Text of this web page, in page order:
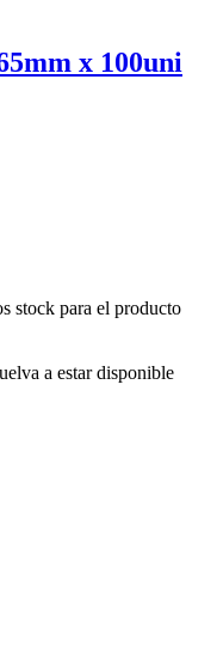
x 100uni
stock para el producto
a estar disponible